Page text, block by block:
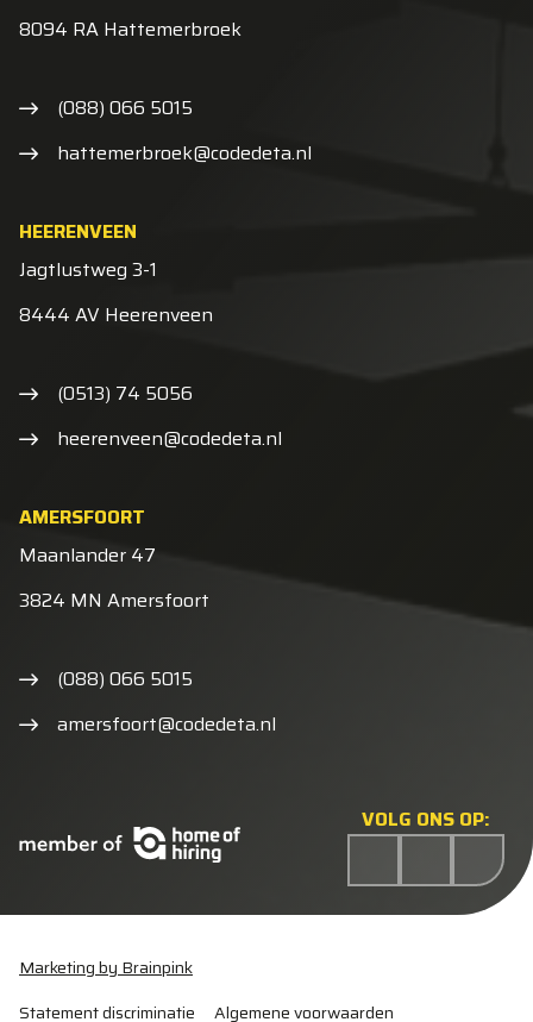
VOLG ONS OP:
8094 RA Hattemerbroek
(088) 066 5015
hattemerbroek@codedeta.nl
HEERENVEEN
Jagtlustweg 3-1
8444 AV Heerenveen
(0513) 74 5056
heerenveen@codedeta.nl
AMERSFOORT
Maanlander 47
3824 MN Amersfoort
(088) 066 5015
amersfoort@codedeta.nl
Statement discriminatie Algemene voorwaarden
Marketing by Brainpink